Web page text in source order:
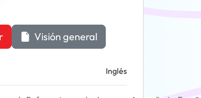
Visión general
Inglés